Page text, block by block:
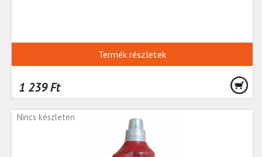
Termék részletek
1 239 Ft
Nincs készleten